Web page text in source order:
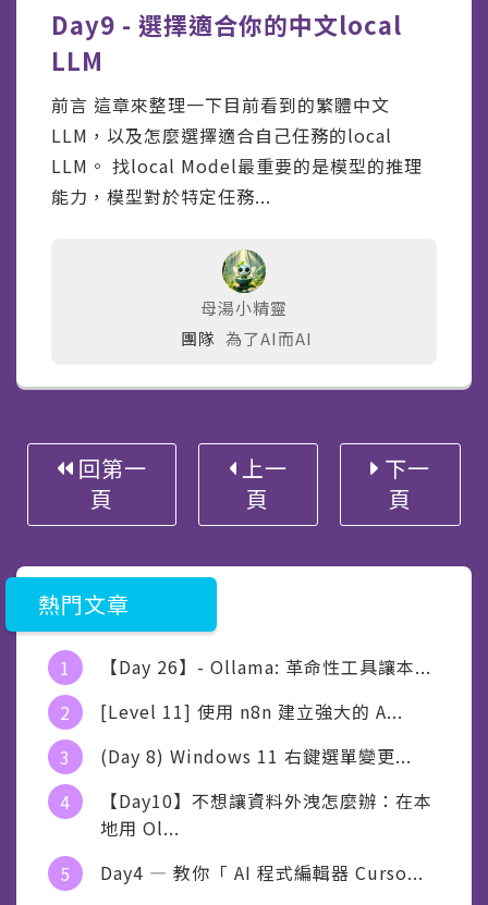
Day9 - 選擇適合你的中文local
LLM
前言 這章來整理一下目前看到的繁體中文
LLM，以及怎麼選擇適合自己任務的local
LLM。 找local Model最重要的是模型的推理
能力，模型對於特定任務...
母湯小精靈
團隊 為了AI而AI
回第一
頁
上一
頁
下一
頁
熱門文章
【Day 26】- Ollama: 革命性工具讓本...
[Level 11] 使用 n8n 建立強大的 A...
(Day 8) Windows 11 右鍵選單變更...
【Day10】不想讓資料外洩怎麼辦：在本
地用 Ol...
Day4 — 教你「 AI 程式編輯器 Curso...